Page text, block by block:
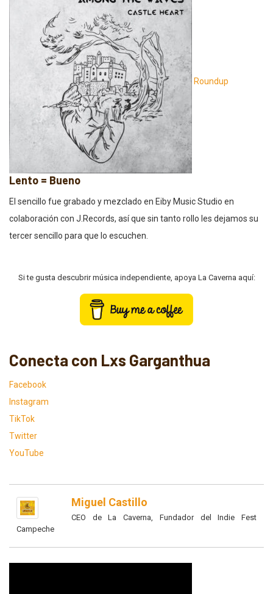
Roundup
Lento = Bueno
El sencillo fue grabado y mezclado en Eiby Music Studio en
colaboración con J.Records, así que sin tanto rollo les dejamos su
tercer sencillo para que lo escuchen.
Si te gusta descubrir música independiente, apoya La Caverna aquí:
Conecta con Lxs Garganthua
Facebook
Instagram
TikTok
Twitter
YouTube
Miguel Castillo
CEO de La Caverna, Fundador del Indie Fest
Campeche